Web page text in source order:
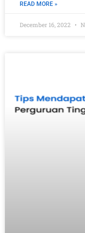
READ MORE »
December 16, 2022